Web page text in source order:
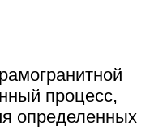
процесс,
определенных